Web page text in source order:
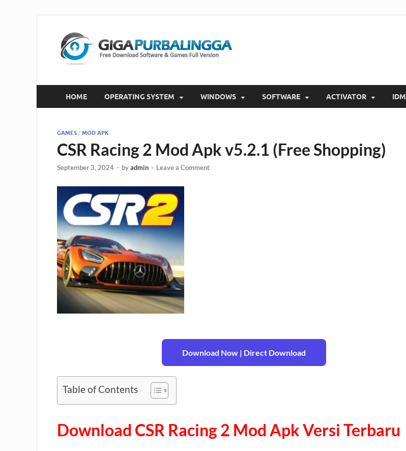
HOME OPERATING SYSTEM WINDOWS SOFTWARE ACTIVATOR IDM
GAMES / MOD APK
CSR Racing 2 Mod Apk v5.2.1 (Free Shopping)
September 3, 2024 - byadmin - Leave a Comment
Download Now | Direct Download
Table of Contents
Download CSR Racing 2 Mod Apk Versi Terbaru